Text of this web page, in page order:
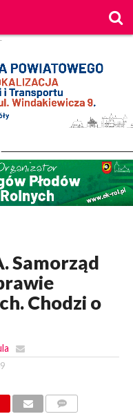
Samorząd
Chodzi o